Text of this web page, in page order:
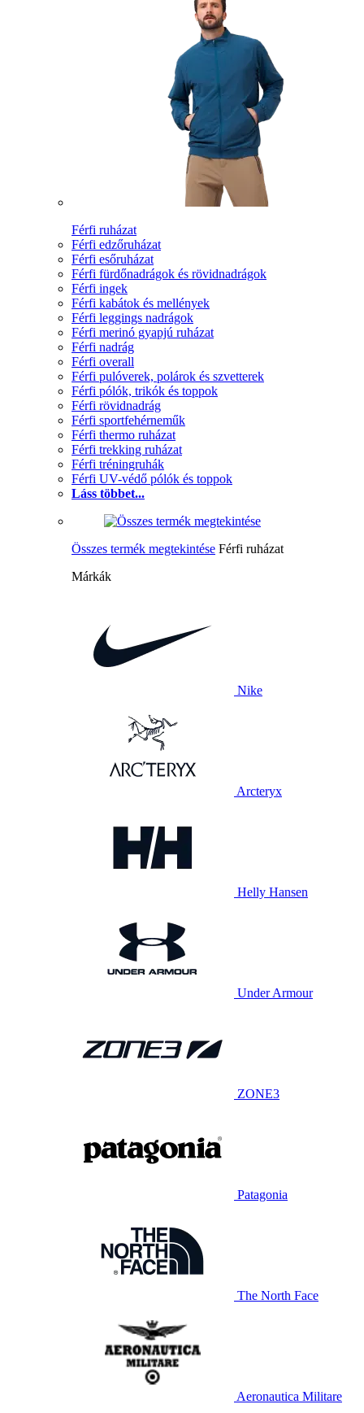
Férfi ruházat
Férfi edzőruházat
Férfi esőruházat
Férfi fürdőnadrágok és rövidnadrágok
Férfi ingek
Férfi kabátok és mellények
Férfi leggings nadrágok
Férfi merinó gyapjú ruházat
Férfi nadrág
Férfi overall
Férfi pulóverek, polárok és szvetterek
Férfi pólók, trikók és toppok
Férfi rövidnadrág
Férfi sportfehérneműk
Férfi thermo ruházat
Férfi trekking ruházat
Férfi tréningruhák
Férfi UV-védő pólók és toppok
Láss többet...
Összes termék megtekintése Férfi ruházat
Márkák
Nike
Arcteryx
Helly Hansen
Under Armour
ZONE3
Patagonia
The North Face
Aeronautica Militare